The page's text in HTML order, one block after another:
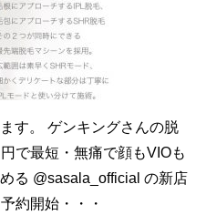
す。 ゲンキングさんの脱
で最短・無痛で顔もVIOも
る @sasala_official の新店
約開始・・・